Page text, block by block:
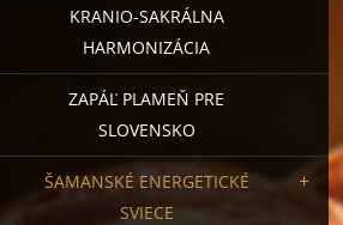
KRANIO-SAKRÁLNA
HARMONIZÁCIA
ZAPÁĽ PLAMEŇ PRE
SLOVENSKO
ŠAMANSKÉ ENERGETICKÉ
SVIECE